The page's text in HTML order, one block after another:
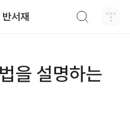
서재
을 설명하는